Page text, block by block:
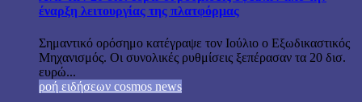
έναρξη λειτουργίας της πλατφόρμας
Σημαντικό ορόσημο κατέγραψε τον Ιούλιο ο Εξωδικαστικός
Μηχανισμός. Οι συνολικές ρυθμίσεις ξεπέρασαν τα 20 δισ.
ευρώ...
ροή ειδήσεων cosmos news